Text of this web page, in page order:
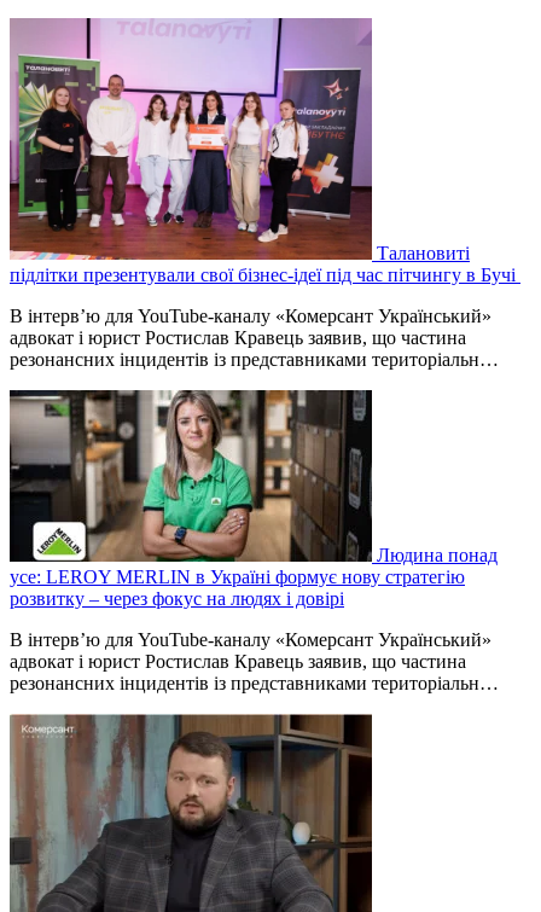
Талановиті
підлітки презентували свої бізнес-ідеї під час пітчингу в Бучі
В інтерв’ю для YouTube-каналу «Комерсант Український»
адвокат і юрист Ростислав Кравець заявив, що частина
резонансних інцидентів із представниками територіальн…
Людина понад
усе: LEROY MERLIN в Україні формує нову стратегію
розвитку – через фокус на людях і довірі
В інтерв’ю для YouTube-каналу «Комерсант Український»
адвокат і юрист Ростислав Кравець заявив, що частина
резонансних інцидентів із представниками територіальн…